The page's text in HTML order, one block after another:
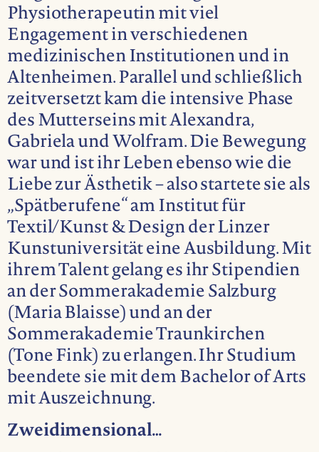
Physiotherapeutin mit viel
Engagement in verschiedenen
medizinischen Institutionen und in
Altenheimen. Parallel und schließlich
zeitversetzt kam die intensive Phase
des Mutterseins mit Alexandra,
Gabriela und Wolfram. Die Bewegung
war und ist ihr Leben ebenso wie die
Liebe zur Ästhetik – also startete sie als
„Spätberufene“ am Institut für
Textil/Kunst & Design der Linzer
Kunstuniversität eine Ausbildung. Mit
ihrem Talent gelang es ihr Stipendien
an der Sommerakademie Salzburg
(Maria Blaisse) und an der
Sommerakademie Traunkirchen
(Tone Fink) zu erlangen. Ihr Studium
beendete sie mit dem Bachelor of Arts
mit Auszeichnung.
Zweidimensional…